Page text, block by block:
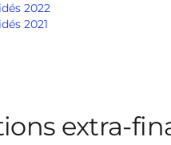
2022
2021
extra-